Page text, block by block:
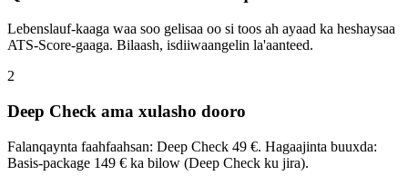
Lebenslauf-kaaga waa soo gelisaa oo si toos ah ayaad ka heshaysaa
ATS-Score-gaaga. Bilaash, isdiiwaangelin la'aanteed.
2
Deep Check ama xulasho dooro
Falanqaynta faahfaahsan: Deep Check 49 €. Hagaajinta buuxda:
Basis-package 149 € ka bilow (Deep Check ku jira).